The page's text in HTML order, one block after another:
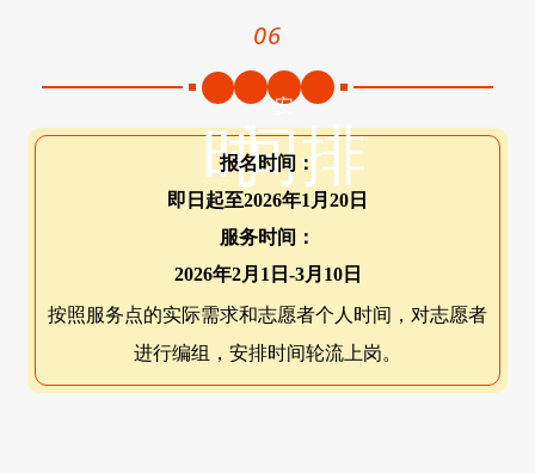
06
时间
安
排
报名时间：
即日起至2026年1月20日
服务时间：
2026年2月1日-3月10日
按照服务点的实际需求和志愿者个人时间，对志愿者
进行编组，安排时间轮流上岗。